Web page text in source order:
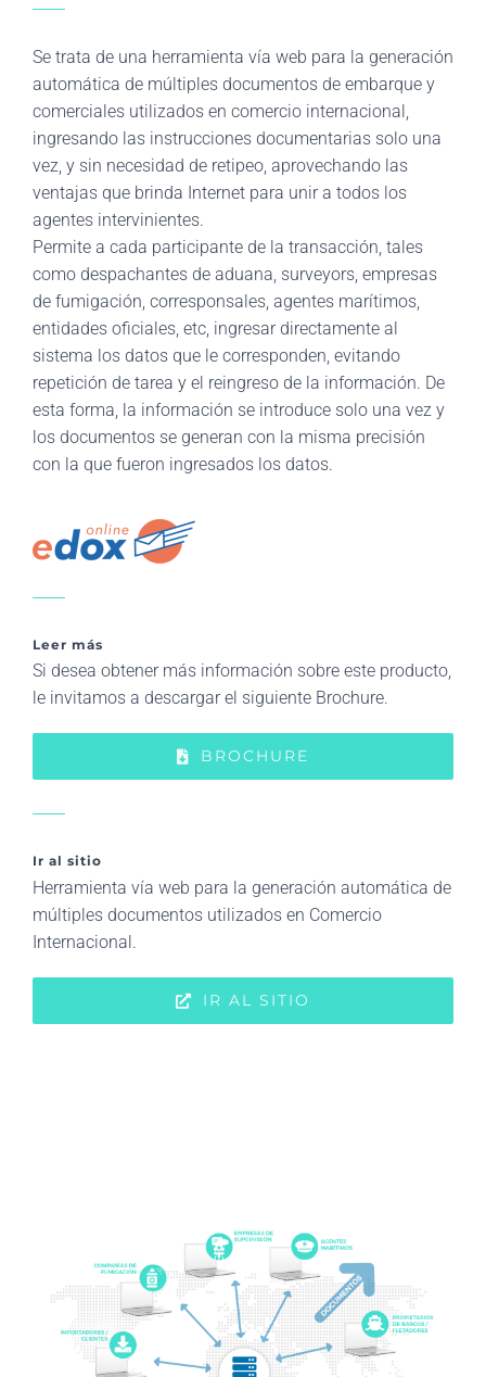
Se trata de una herramienta vía web para la generación
automática de múltiples documentos de embarque y
comerciales utilizados en comercio internacional,
ingresando las instrucciones documentarias solo una
vez, y sin necesidad de retipeo, aprovechando las
ventajas que brinda Internet para unir a todos los
agentes intervinientes.
Permite a cada participante de la transacción, tales
como despachantes de aduana, surveyors, empresas
de fumigación, corresponsales, agentes marítimos,
entidades oficiales, etc, ingresar directamente al
sistema los datos que le corresponden, evitando
repetición de tarea y el reingreso de la información. De
esta forma, la información se introduce solo una vez y
los documentos se generan con la misma precisión
con la que fueron ingresados los datos.
Leer más
Si desea obtener más información sobre este producto,
le invitamos a descargar el siguiente Brochure.
BROCHURE
Ir al sitio
Herramienta vía web para la generación automática de
múltiples documentos utilizados en Comercio
Internacional.
IR AL SITIO